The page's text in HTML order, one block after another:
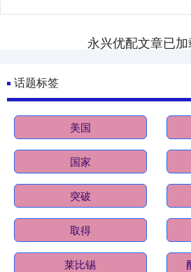
永兴优配文章已
话题标签
美国
国家
突破
取得
莱比锡